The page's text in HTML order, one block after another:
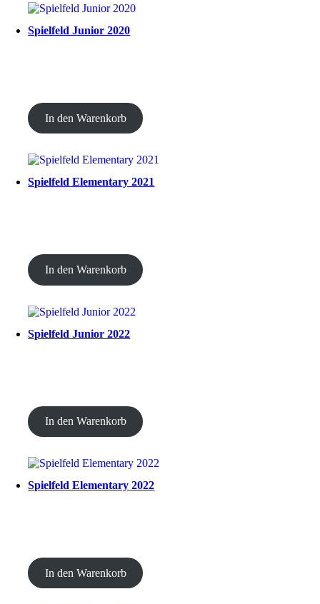
Spielfeld Junior 2020
In den Warenkorb
Spielfeld Elementary 2021
In den Warenkorb
Spielfeld Junior 2022
In den Warenkorb
Spielfeld Elementary 2022
In den Warenkorb